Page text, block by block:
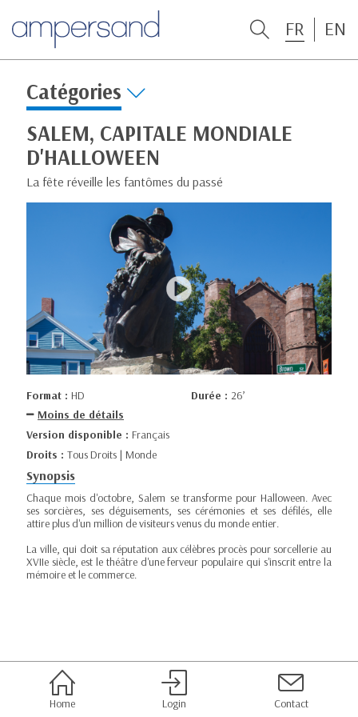
FR EN
Catégories
SALEM, CAPITALE MONDIALE
D'HALLOWEEN
La fête réveille les fantômes du passé
Format : HD Durée : 26’
Moins de détails
Version disponible : Français
Droits : Tous Droits | Monde
Synopsis
Chaque mois d'octobre, Salem se transforme pour Halloween. Avec
ses sorcières, ses déguisements, ses cérémonies et ses défilés, elle
attire plus d'un million de visiteurs venus du monde entier.
La ville, qui doit sa réputation aux célèbres procès pour sorcellerie au
XVIIe siècle, est le théâtre d'une ferveur populaire qui s'inscrit entre la
mémoire et le commerce.
Home Login Contact